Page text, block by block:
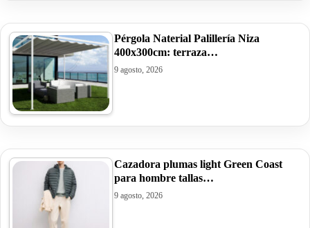
Pérgola Naterial Palillería Niza
400x300cm: terraza…
9 agosto, 2026
Cazadora plumas light Green Coast
para hombre tallas…
9 agosto, 2026